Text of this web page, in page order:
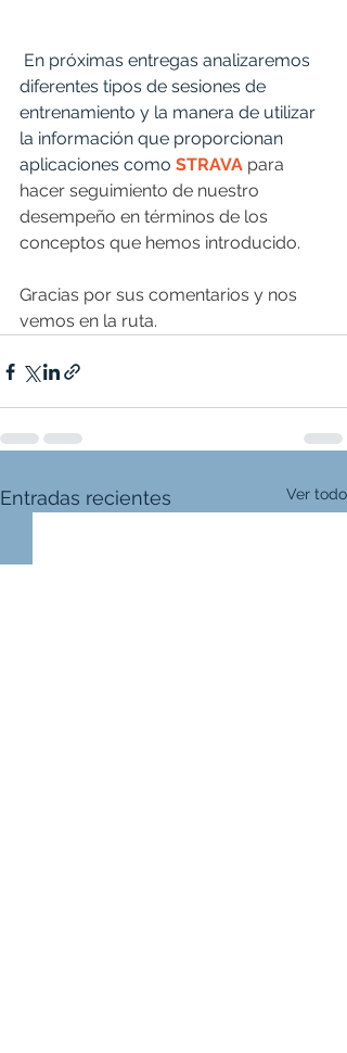
diferentes tipos de sesiones de
entrenamiento y la manera de utilizar
la información que proporcionan
aplicaciones como STRAVA para
hacer seguimiento de nuestro
desempeño en términos de los
conceptos que hemos introducido.
Gracias por sus comentarios y nos
vemos en la ruta.
Entradas recientes Ver todo